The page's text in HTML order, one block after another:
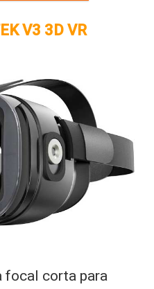
V3 3D VR
focal corta para